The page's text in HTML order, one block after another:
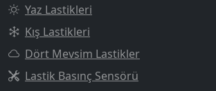
Yaz Lastikleri
Kış Lastikleri
Dört Mevsim Lastikler
Lastik Basınç Sensörü